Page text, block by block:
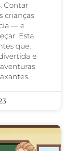
Contar
crianças
— e
Esta
que,
e